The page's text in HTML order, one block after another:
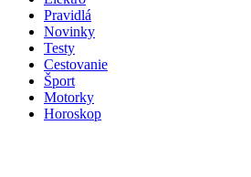
Pravidlá
Novinky
Testy
Cestovanie
Šport
Motorky
Horoskop